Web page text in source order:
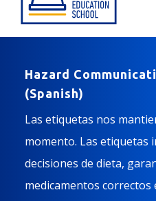
Hazard
(Spanish)
Las etiquetas nos
momento. Las etiquetas
decisiones de dieta,
medicamentos correctos